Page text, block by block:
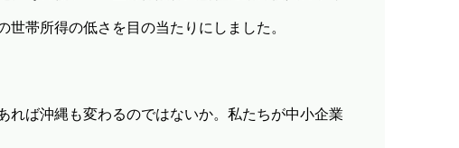
帯所得の低さを目の当たりにしました。
れば沖縄も変わるのではないか。私たちが中小企業